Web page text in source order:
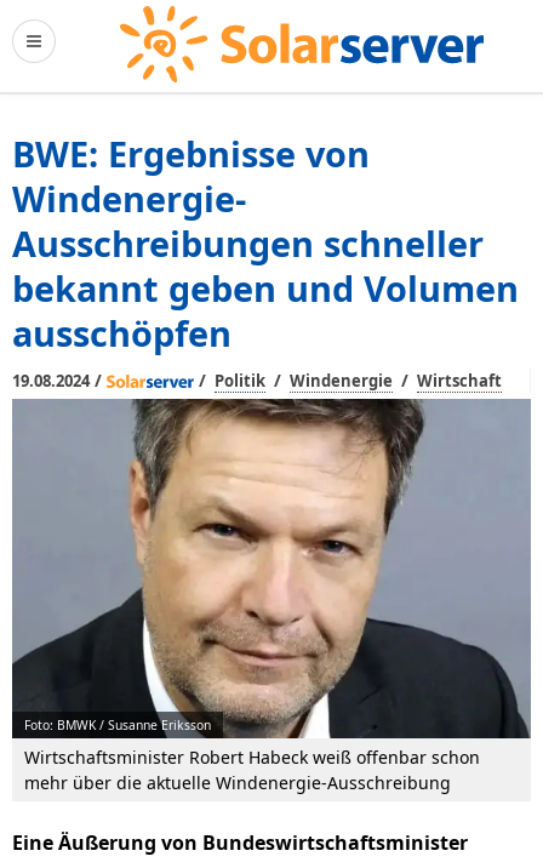
BWE: Ergebnisse von
Windenergie-
Ausschreibungen schneller
bekannt geben und Volumen
ausschöpfen
19.08.2024/ / Politik / Windenergie / Wirtschaft
Foto: BMWK / Susanne Eriksson
Wirtschaftsminister Robert Habeck weiß offenbar schon
mehr über die aktuelle Windenergie-Ausschreibung
Eine Äußerung von Bundeswirtschaftsminister